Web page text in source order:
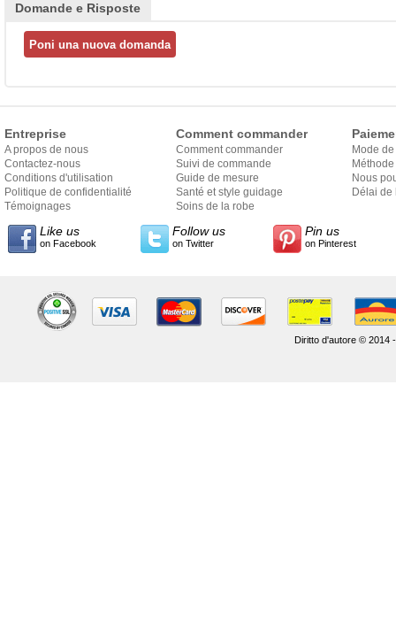
Domande e Risposte
Entreprise
A propos de nous
Contactez-nous
Conditions d'utilisation
Politique de confidentialité
Témoignages
Comment commander
Comment commander
Suivi de commande
Guide de mesure
Santé et style guidage
Soins de la robe
Mode
Nous
Délai de
Like us
on Facebook
Follow us
on Twitter
Pin us
on Pinterest
Diritto d'autore © 2014